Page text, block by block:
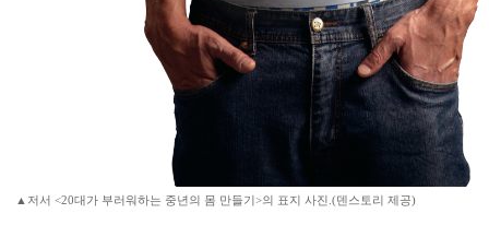
▲저서 <20대가 부러워하는 중년의 몸 만들기>의 표지 사진.(덴스토리 제공)